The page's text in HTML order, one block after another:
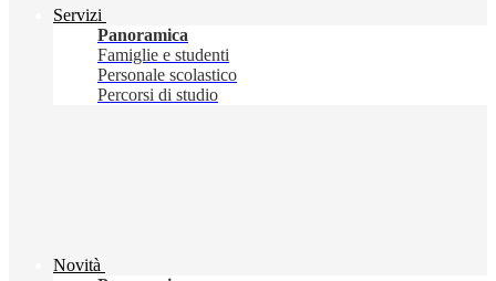
Servizi
Panoramica
Famiglie e studenti
Personale scolastico
Percorsi di studio
Novità